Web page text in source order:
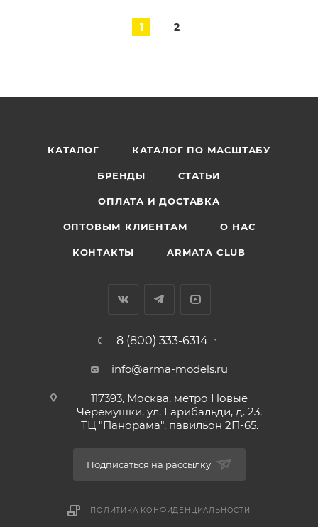
1 2
КАТАЛОГ КАТАЛОГ ПО МАСШТАБУ
БРЕНДЫ СТАТЬИ
ОПЛАТА И ДОСТАВКА
ОПТОВЫМ КЛИЕНТАМ О НАС
КОНТАКТЫ ARMATA CLUB
8 (800) 333-6314
info@arma-models.ru
117393, Москва, метро Новые
Черемушки, ул. Гарибальди, д. 23,
ТЦ "Панорама", павильон 2П-65.
Подписаться на рассылку
ПОЛИТИКА КОНФИДЕНЦИАЛЬНОСТИ